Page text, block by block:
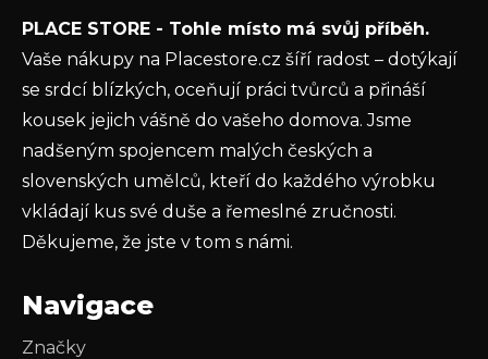
ochrany osobních údajů
PŘIHLÁSIT SE
PLACE STORE - Tohle místo má svůj příběh.
Vaše nákupy na Placestore.cz šíří radost – dotýkají
se srdcí blízkých, oceňují práci tvůrců a přináší
kousek jejich vášně do vašeho domova. Jsme
nadšeným spojencem malých českých a
slovenských umělců, kteří do každého výrobku
vkládají kus své duše a řemeslné zručnosti.
Děkujeme, že jste v tom s námi.
Navigace
Značky